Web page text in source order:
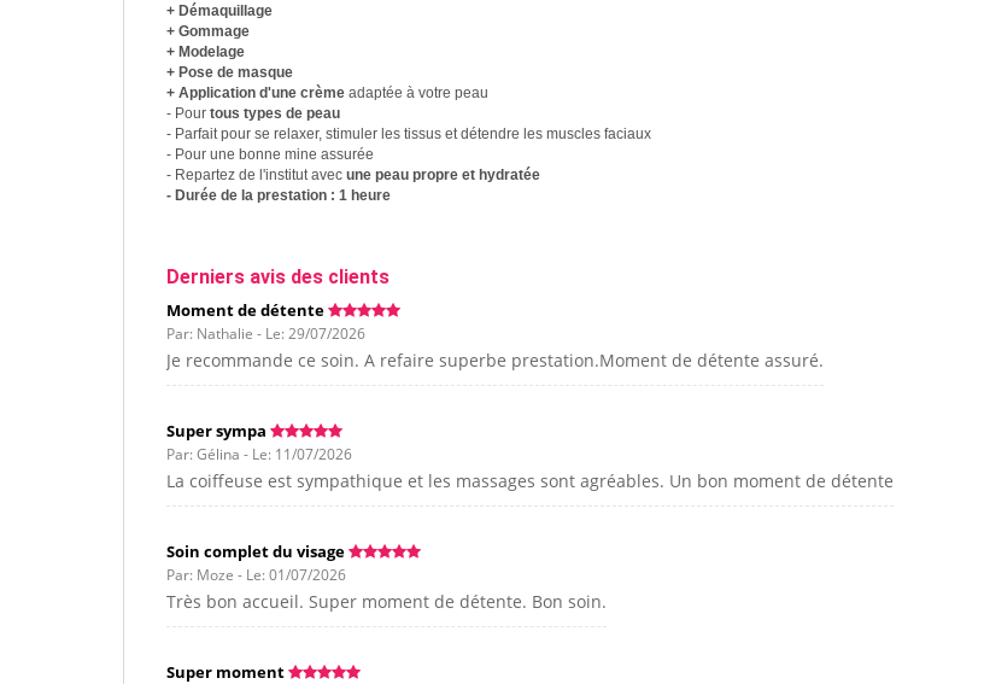
+ Démaquillage
+ Gommage
+ Modelage
+ Pose de masque
+ Application d'une crème adaptée à votre peau
- Pour tous types de peau
- Parfait pour se relaxer, stimuler les tissus et détendre les muscles faciaux
- Pour une bonne mine assurée
- Repartez de l'institut avec une peau propre et hydratée
- Durée de la prestation : 1 heure
Derniers avis des clients
Moment de détente
Par: Nathalie - Le: 29/07/2026
Je recommande ce soin. A refaire superbe prestation.Moment de détente assuré.
Super sympa
Par: Gélina - Le: 11/07/2026
La coiffeuse est sympathique et les massages sont agréables. Un bon moment de détente
Soin complet du visage
Par: Moze - Le: 01/07/2026
Très bon accueil. Super moment de détente. Bon soin.
Super moment